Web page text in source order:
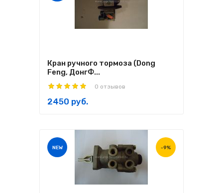
Кран ручного тормоза (Dong
Feng, ДонгФ...
0 отзывов
2450 руб.
NEW -9%